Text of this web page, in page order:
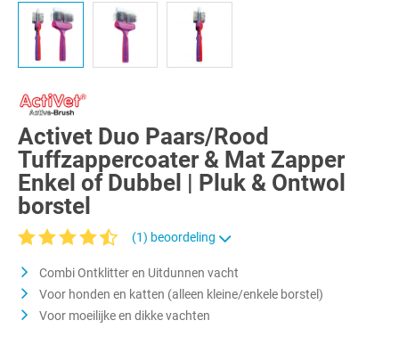
Activet Duo Paars/Rood
Tuffzappercoater & Mat Zapper
Enkel of Dubbel | Pluk & Ontwol
borstel
(1) beoordeling
Combi Ontklitter en Uitdunnen vacht
Voor honden en katten (alleen kleine/enkele borstel)
Voor moeilijke en dikke vachten